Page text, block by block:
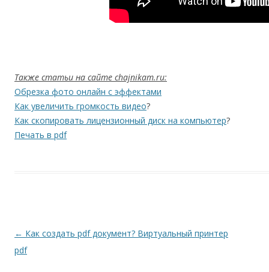
Также статьи на сайте chajnikam.ru:
Обрезка фото онлайн с эффектами
Как увеличить громкость видео?
Как скопировать лицензионный диск на компьютер?
Печать в pdf
Навигация по записям
← Как создать pdf документ? Виртуальный принтер
pdf